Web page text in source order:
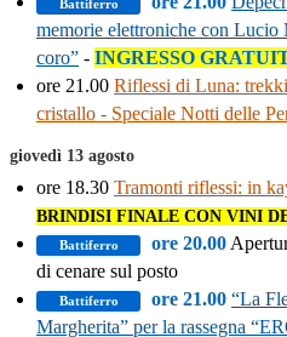
Battiferro
memorie elettroniche con Lucio
coro” - INGRESSO
ore 21.00 Riflessi di Luna:
cristallo - Speciale Notti delle
giovedì 13 agosto
ore 18.30 Tramonti riflessi: in
BRINDISI FINALE CON VINI
Battiferro ore 20.00
di cenare sul posto
Battiferro ore 21.00 “La
Margherita” per la rassegna